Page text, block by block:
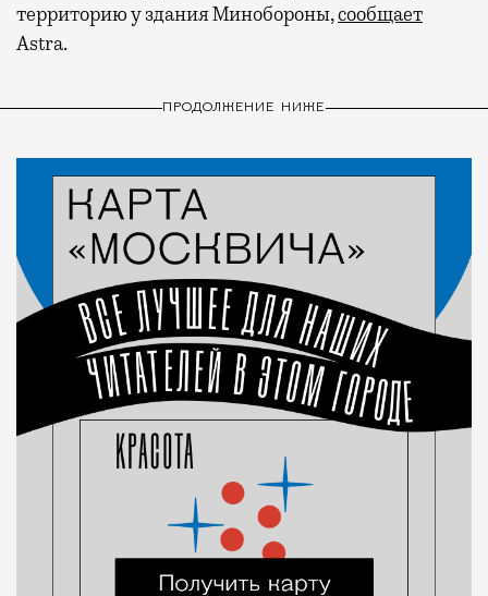
территорию у здания Минобороны,сообщает
Astra.
ПРОДОЛЖЕНИЕ НИЖЕ